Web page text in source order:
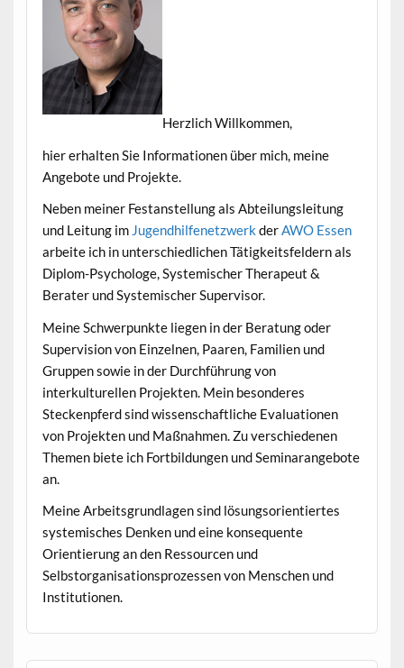
Herzlich Willkommen,
hier erhalten Sie Informationen über mich, meine
Angebote und Projekte.
Neben meiner Festanstellung als Abteilungsleitung
und Leitung im Jugendhilfenetzwerk derAWO Essen
arbeite ich in unterschiedlichen Tätigkeitsfeldern als
Diplom-Psychologe, Systemischer Therapeut &
Berater und Systemischer Supervisor.
Meine Schwerpunkte liegen in der Beratung oder
Supervision von Einzelnen, Paaren, Familien und
Gruppen sowie in der Durchführung von
interkulturellen Projekten. Mein besonderes
Steckenpferd sind wissenschaftliche Evaluationen
von Projekten und Maßnahmen. Zu verschiedenen
Themen biete ich Fortbildungen und Seminarangebote
an.
Meine Arbeitsgrundlagen sind lösungsorientiertes
systemisches Denken und eine konsequente
Orientierung an den Ressourcen und
Selbstorganisationsprozessen von Menschen und
Institutionen.